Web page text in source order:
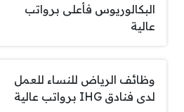
البكالوريوس فأعلى برواتب
عالية
وظائف الرياض للنساء للعمل
لدى فنادق IHG برواتب عالية